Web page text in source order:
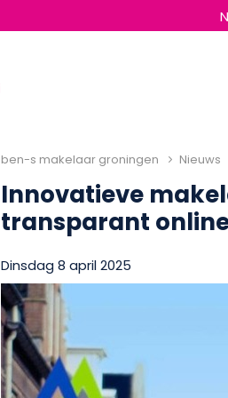
ben-s makelaar groningen Nieuws
Innovatieve
transparant
Dinsdag 8 april 2025